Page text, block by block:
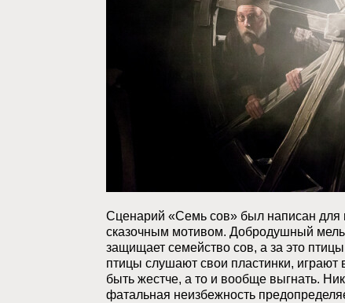
Сценарий «Семь сов» был написан для
сказочным мотивом. Добродушный
защищает семейство сов, а за это
птицы слушают свои пластинки, играют
быть жестче, а то и вообще выгнать.
фатальная неизбежность